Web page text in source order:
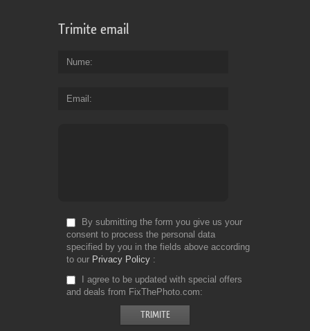
Trimite email
Nume
Email
By submitting the form you give us your
consent to process the personal data
specified by you in the fields above according
to our Privacy Policy
I agree to be updated with special offers
and deals from FixThePhoto.com